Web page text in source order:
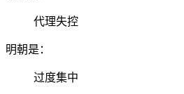
代理失控
明朝是：
过度集中